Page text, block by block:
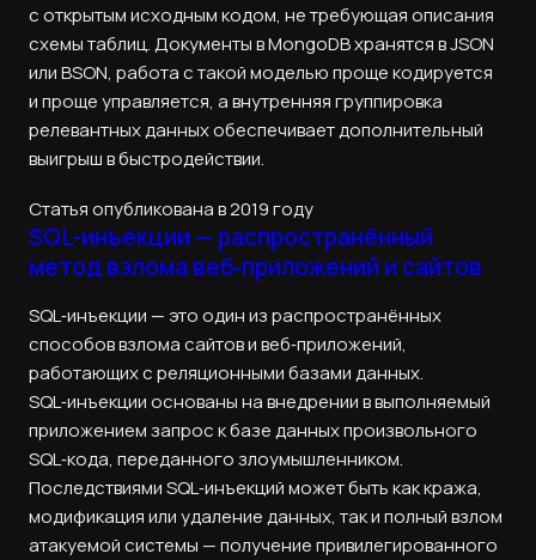
с открытым исходным кодом, не требующая описания
схемы таблиц. Документы в MongoDB хранятся в JSON
или BSON, работа с такой моделью проще кодируется
и проще управляется, а внутренняя группировка
релевантных данных обеспечивает дополнительный
выигрыш в быстродействии.
Статья опубликована в 2019 году
SQL-инъекции — распространённый
метод взлома веб‑приложений и сайтов
SQL‑инъекции — это один из распространённых
способов взлома сайтов и веб‑приложений,
работающих с реляционными базами данных.
SQL‑инъекции основаны на внедрении в выполняемый
приложением запрос к базе данных произвольного
SQL‑кода, переданного злоумышленником.
Последствиями SQL‑инъекций может быть как кража,
модификация или удаление данных, так и полный взлом
атакуемой системы — получение привилегированного